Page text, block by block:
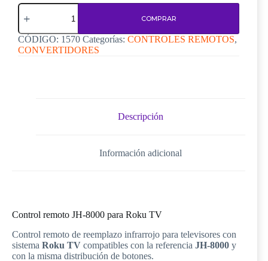
Control
Remoto
Roku
TV
COMPRAR
CÓDIGO: 1570 Categorías: CONTROLES REMOTOS,
CONVERTIDORES
Descripción
Información adicional
Control remoto JH-8000 para Roku TV
Control remoto de reemplazo infrarrojo para televisores con
sistema Roku TV compatibles con la referencia JH-8000 y
con la misma distribución de botones.